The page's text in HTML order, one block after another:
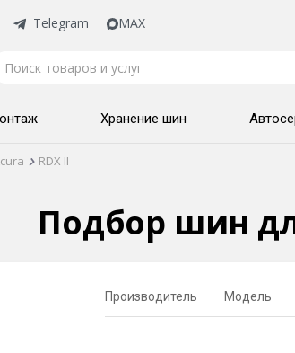
Telegram MAX
Хранение шин
RDX II
Подбор шин
Производитель Модель